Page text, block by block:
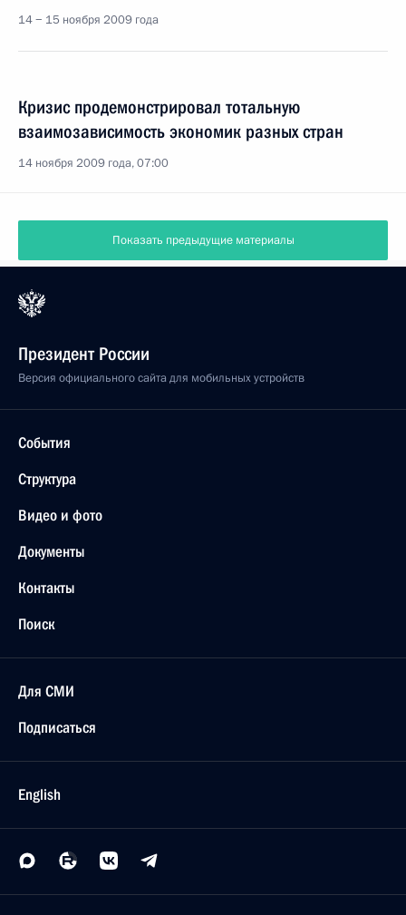
14 − 15 ноября 2009 года
Кризис продемонстрировал тотальную
взаимозависимость экономик разных стран
14 ноября 2009 года, 07:00
Показать предыдущие материалы
Президент России
Версия официального сайта для мобильных устройств
События
Структура
Видео и фото
Документы
Контакты
Поиск
Для СМИ
Подписаться
English